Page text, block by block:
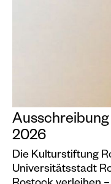
2026
Die Kulturstiftung
Universitätsstadt